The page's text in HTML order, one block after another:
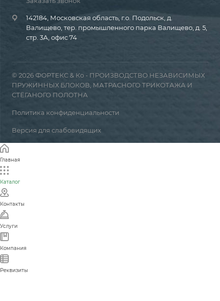
142184, Московская область, г.о. Подольск, д.
Валищево, тер. промышленного парка Валищево, д. 5,
стр. 3А, офис 74
© 2026 ФОРТЕКС & Ко - ПРОИЗВОДСТВО НЕЗАВИСИМЫХ
ПРУЖИННЫХ БЛОКОВ, МАТРАСНОГО ТРИКОТАЖА И
СТЁГАНОГО ПОЛОТНА
Политика конфиденциальности
Версия для слабовидящих
Главная
Каталог
Контакты
Услуги
Компания
Реквизиты